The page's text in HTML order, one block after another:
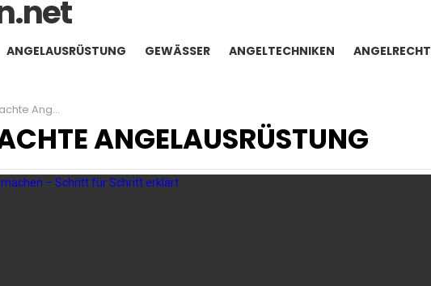
ANGELAUSRÜSTUNG GEWÄSSER ANGELTECHNIKEN ANGELRECHT
ANGELAUSRÜSTUNG